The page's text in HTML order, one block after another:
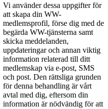
Vi använder dessa uppgifter för
att skapa din WW-
medlemsprofil, förse dig med de
begärda WW-tjänsterna samt
skicka meddelanden,
uppdateringar och annan viktig
information relaterad till ditt
medlemskap via e-post, SMS
och post. Den rättsliga grunden
för denna behandling är vårt
avtal med dig, eftersom din
information är nödvändig för att